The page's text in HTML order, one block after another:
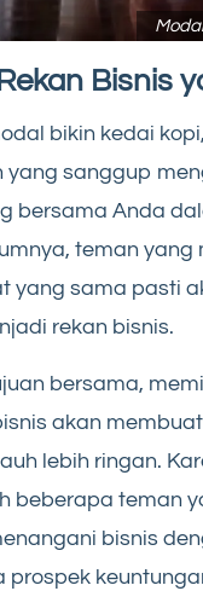
Bisnis
bikin kedai
yang sanggup
bersama Anda
teman yang
yang sama pasti
rekan bisnis.
bersama,
akan
lebih ringan.
beberapa teman
bisnis
prospek